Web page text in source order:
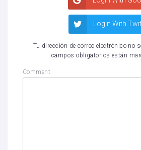
Login With
Tu dirección de correo electrónico no
campos obligatorios están
Comment